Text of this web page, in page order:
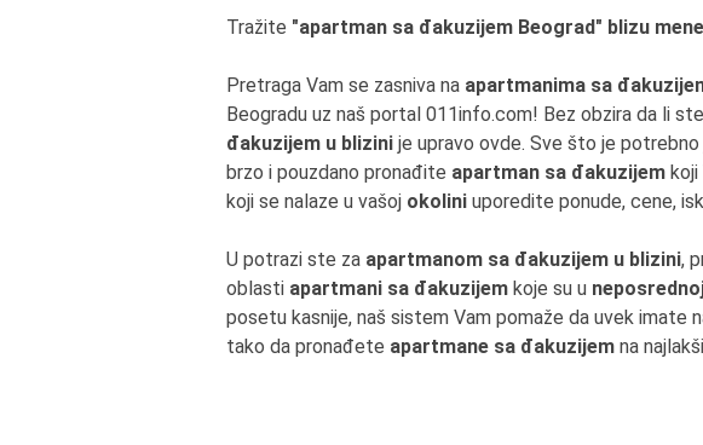
Tražite "apartman sa đakuzijem Beograd" blizu
Pretraga Vam se zasniva na apartmanima sa
Beogradu uz naš portal 011info.com! Bez obzira da li
đakuzijem u blizini je upravo ovde. Sve što je
brzo i pouzdano pronađite apartman sa đakuzijem
koji se nalaze u vašoj okolini uporedite ponude, cene,
U potrazi ste za apartmanom sa đakuzijem u blizini,
oblasti apartmani sa đakuzijem koje su u
posetu kasnije, naš sistem Vam pomaže da uvek imate
tako da pronađete apartmane sa đakuzijem na